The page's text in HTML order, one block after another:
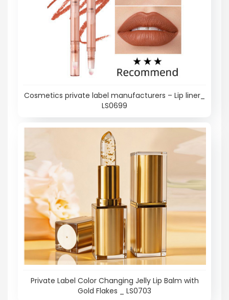
Cosmetics private label manufacturers – Lip liner_
LS0699
Private Label Color Changing Jelly Lip Balm with
Gold Flakes _ LS0703